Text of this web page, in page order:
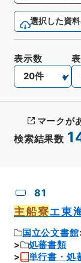
選択した資
検索結果数
表示数
マークが
81
主船寮エ東
国立公文書館
処蕃書類
単行書・処